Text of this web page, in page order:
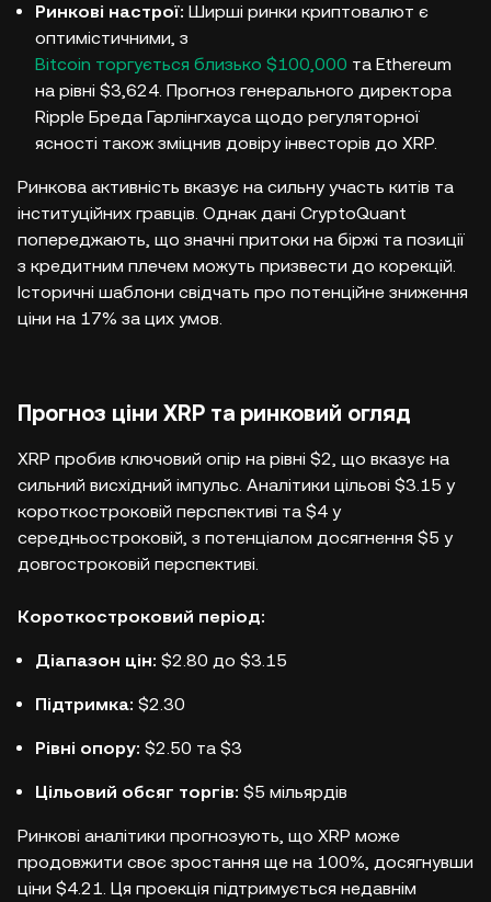
Ринкові настрої: Ширші ринки криптовалют є
оптимістичними, з
Bitcoin торгується близько $100,000 та Ethereum
на рівні $3,624. Прогноз генерального директора
Ripple Бреда Гарлінгхауса щодо регуляторної
ясності також зміцнив довіру інвесторів до XRP.
Ринкова активність вказує на сильну участь китів та
інституційних гравців. Однак дані CryptoQuant
попереджають, що значні притоки на біржі та позиції
з кредитним плечем можуть призвести до корекцій.
Історичні шаблони свідчать про потенційне зниження
ціни на 17% за цих умов.
Прогноз ціни XRP та ринковий огляд
XRP пробив ключовий опір на рівні $2, що вказує на
сильний висхідний імпульс. Аналітики цільові $3.15 у
короткостроковій перспективі та $4 у
середньостроковій, з потенціалом досягнення $5 у
довгостроковій перспективі.
Короткостроковий період:
Діапазон цін: $2.80 до $3.15
Підтримка: $2.30
Рівні опору: $2.50 та $3
Цільовий обсяг торгів: $5 мільярдів
Ринкові аналітики прогнозують, що XRP може
продовжити своє зростання ще на 100%, досягнувши
ціни $4.21. Ця проекція підтримується недавнім